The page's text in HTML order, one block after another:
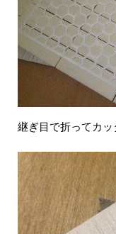
継ぎ目で折ってカッ